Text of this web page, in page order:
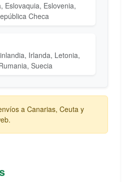
Eslovaquia, Eslovenia,
Checa
Irlanda, Letonia,
Suecia
a Canarias, Ceuta y